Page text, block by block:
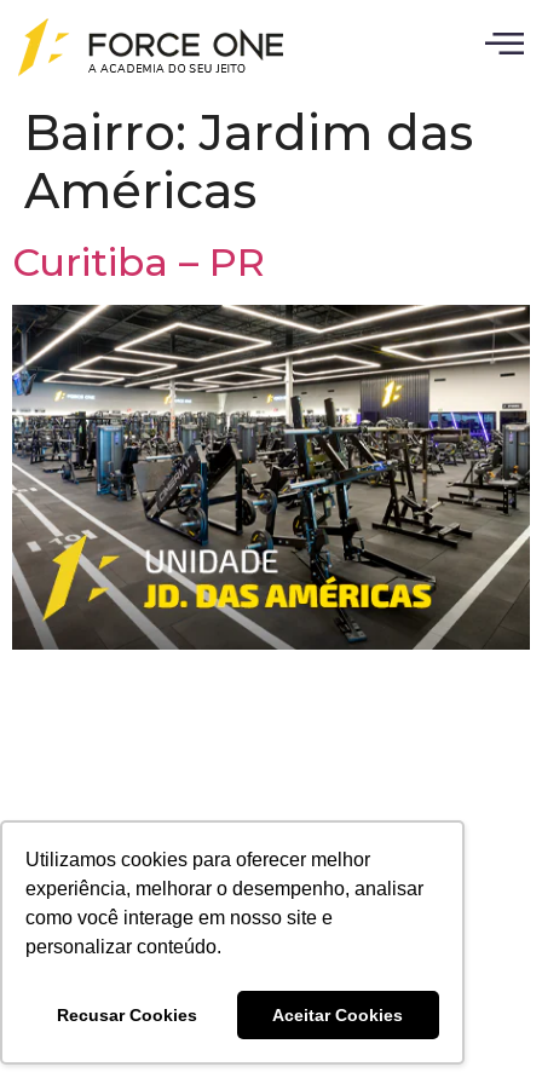
Utilizamos cookies para oferecer melhor
experiência, melhorar o desempenho, analisar
como você interage em nosso site e
personalizar conteúdo.
Recusar Cookies Aceitar Cookies
Bairro:Jardim das
Américas
Curitiba – PR